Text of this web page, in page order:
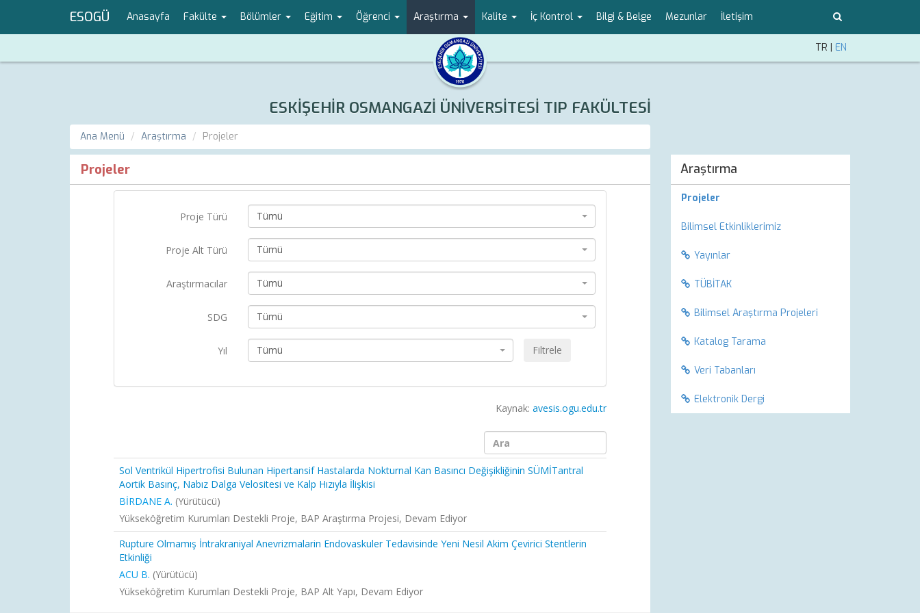
ESOGÜ Anasayfa Fakülte Bölümler Eğitim Öğrenci Araştırma Kalite İç Kontrol Bilgi & Belge Mezunlar İletişim
TR | EN
ESKİŞEHİR OSMANGAZİ ÜNİVERSİTESİ TIP FAKÜLTESİ
Ana Menü Araştırma Projeler
Projeler Araştırma
Projeler
Bilimsel Etkinliklerimiz
Yayınlar
TÜBİTAK
Bilimsel Araştırma Projeleri
Katalog Tarama
Veri Tabanları
Elektronik Dergi